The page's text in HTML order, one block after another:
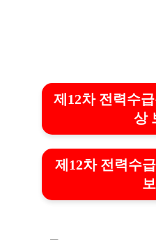
제12차 전력수
상
제12차 전력수